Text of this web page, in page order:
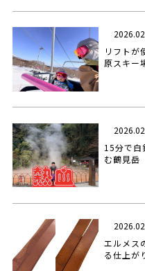
リフトが
原スキー
15分で白
む鶴見岳
エルメス
る仕上が